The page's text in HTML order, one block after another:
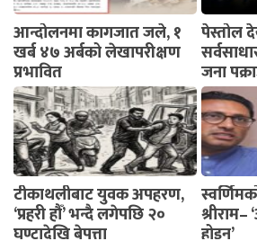
आन्दोलनमा कागजात जले, १
खर्ब ४७ अर्बको लेखापरीक्षण
प्रभावित
पेस्तोल
जना
टीकाथलीबाट युवक अपहरण,
‘प्रहरी हौँ’ भन्दै लगेपछि २०
घण्टादेखि बेपत्ता
श्रीराम–
होइन’